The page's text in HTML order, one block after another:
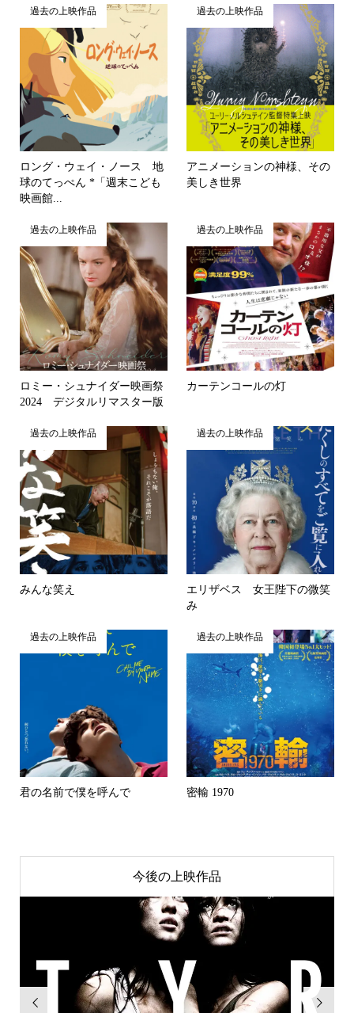
過去の上映作品
ロング・ウェイ・ノース 地
球のてっぺん *「週末こども
映画館...
過去の上映作品
アニメーションの神様、その
美しき世界
過去の上映作品
ロミー・シュナイダー映画祭
2024 デジタルリマスター版
過去の上映作品
カーテンコールの灯
過去の上映作品
みんな笑え
過去の上映作品
エリザベス 女王陛下の微笑
み
過去の上映作品
君の名前で僕を呼んで
過去の上映作品
密輸 1970
今後の上映作品
 